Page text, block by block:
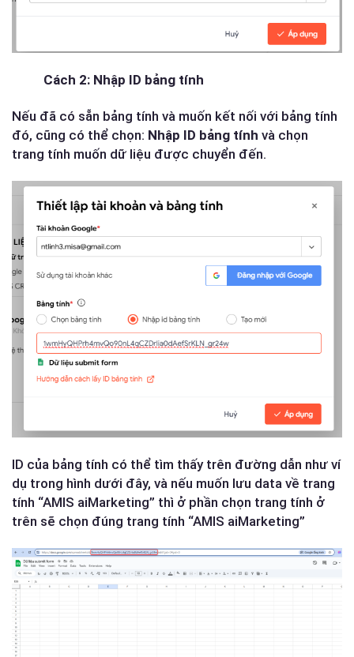
Cách 2: Nhập ID bảng tính
Nếu đã có sẵn bảng tính và muốn kết nối với bảng tính
đó, cũng có thể chọn: Nhập ID bảng tính và chọn
trang tính muốn dữ liệu được chuyển đến.
ID của bảng tính có thể tìm thấy trên đường dẫn như ví
dụ trong hình dưới đây, và nếu muốn lưu data về trang
tính “AMIS aiMarketing” thì ở phần chọn trang tính ở
trên sẽ chọn đúng trang tính “AMIS aiMarketing”